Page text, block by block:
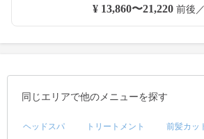
¥ 13,860〜21,220前後
同じエリアで他のメニューを探す
ヘッドスパ トリートメント 前髪カッ